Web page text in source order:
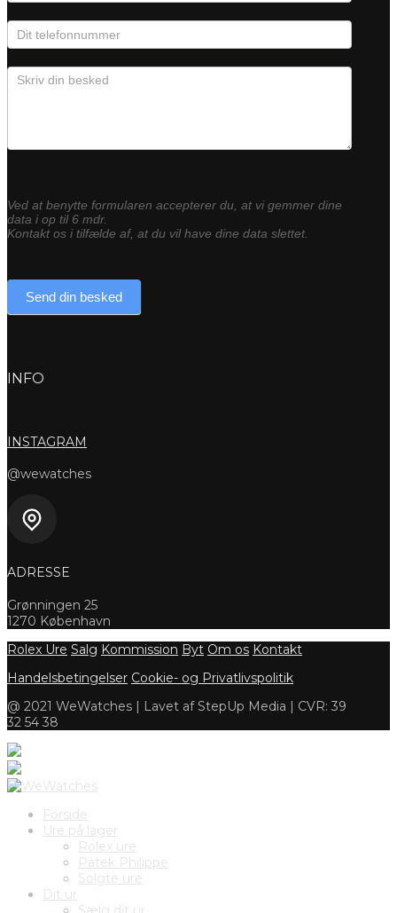
Ved at benytte formularen accepterer du, at vi gemmer dine
data i op til 6 mdr.
Kontakt os i tilfælde af, at du vil have dine data slettet.
Send din besked
INFO
INSTAGRAM
@wewatches
ADRESSE
Grønningen 25
1270 København
Rolex Ure Salg Kommission Byt Om os Kontakt
Handelsbetingelser Cookie- og Privatlivspolitik
@ 2021 WeWatches | Lavet af StepUp Media | CVR: 39
32 54 38
Forside
Ure på lager
Rolex ure
Patek Philippe
Solgte ure
Dit ur